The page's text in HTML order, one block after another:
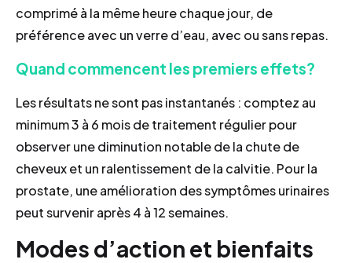
comprimé à la même heure chaque jour, de
préférence avec un verre d’eau, avec ou sans repas.
Quand commencent les premiers effets?
Les résultats ne sont pas instantanés : comptez au
minimum 3 à 6 mois de traitement régulier pour
observer une diminution notable de la chute de
cheveux et un ralentissement de la calvitie. Pour la
prostate, une amélioration des symptômes urinaires
peut survenir après 4 à 12 semaines.
Modes d’action et bienfaits